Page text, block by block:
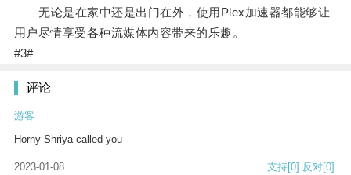
无论是在家中还是出门在外，使用Plex加速器都能够让
用户尽情享受各种流媒体内容带来的乐趣。
#3#
评论
游客
Horny Shriya called you
2023-01-08 支持[0] 反对[0]